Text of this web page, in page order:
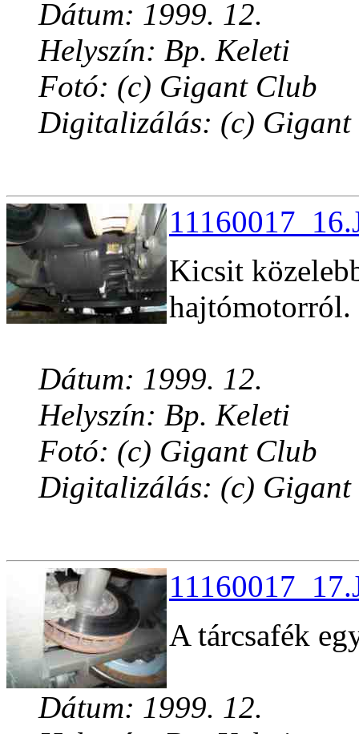
Dátum: 1999. 12.
Helyszín: Bp. Keleti
Fotó: (c) Gigant Club
Digitalizálás: (c) Gigant
Kicsit
hajtómotorról.
Dátum: 1999. 12.
Helyszín: Bp. Keleti
Fotó: (c) Gigant Club
Digitalizálás: (c) Gigant
A tárcsafék
Dátum: 1999. 12.